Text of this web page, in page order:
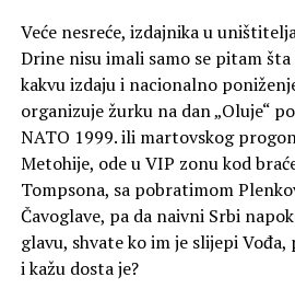
Veće nesreće, izdajnika u
Drine nisu imali samo se pitam
kakvu izdaju i nacionalno
organizuje žurku na dan „Oluje“
NATO 1999. ili martovskog
Metohije, ode u VIP zonu kod
Tompsona, sa pobratimom
Čavoglave, pa da naivni Srbi
glavu, shvate ko im je slijepi
i kažu dosta je?